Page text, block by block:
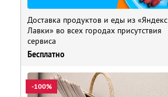
Доставка продуктов и еды из «Яндекс
Лавки» во всех городах присутствия
сервиса
Бесплатно
-100%